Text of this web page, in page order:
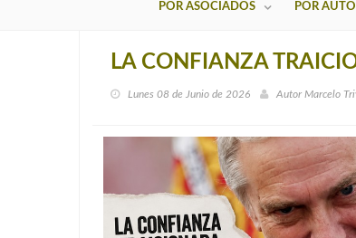
POR ASOCIADOS POR
LA CONFIANZA
Lunes 08 de Junio de 2026 Autor Marcelo